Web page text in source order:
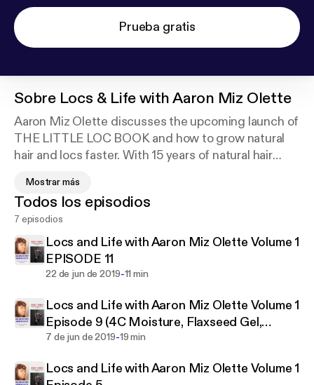
Prueba gratis
Sobre Locs & Life with Aaron Miz Olette
Aaron Miz Olette discusses the upcoming launch of
THE LITTLE LOC BOOK and how to grow natural
hair and locs faster. With 15 years of natural hair
She also discusses relationship topics with toxic
people, how to guard your heart, heal, nutrition, self
love and respect.
Mostrar más
Todos los episodios
7 episodios
Locs and Life with Aaron Miz Olette Volume 1
EPISODE 11
22 de jun de 2019-11 min
Locs and Life with Aaron Miz Olette Volume 1
Episode 9 (4C Moisture, Flaxseed Gel,
Herbalife Backstory, Nutrition Club, Dating
7 de jun de 2019-19 min
Locs and Life with Aaron Miz Olette Volume 1